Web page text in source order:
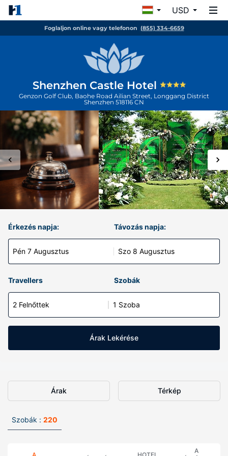
USD
Foglaljon online vagy telefonon (855) 334-6659
Shenzhen Castle Hotel
Genzon Golf Club, Baohe Road Ailian Street, Longgang District
Shenzhen 518116 CN
Érkezés napja:
Pén 7 Augusztus
Távozás napja:
Szo 8 Augusztus
Travellers Szobák
2 Felnőttek 1 Szoba
Árak Lekérése
Árak Térkép
Szobák : 220
A